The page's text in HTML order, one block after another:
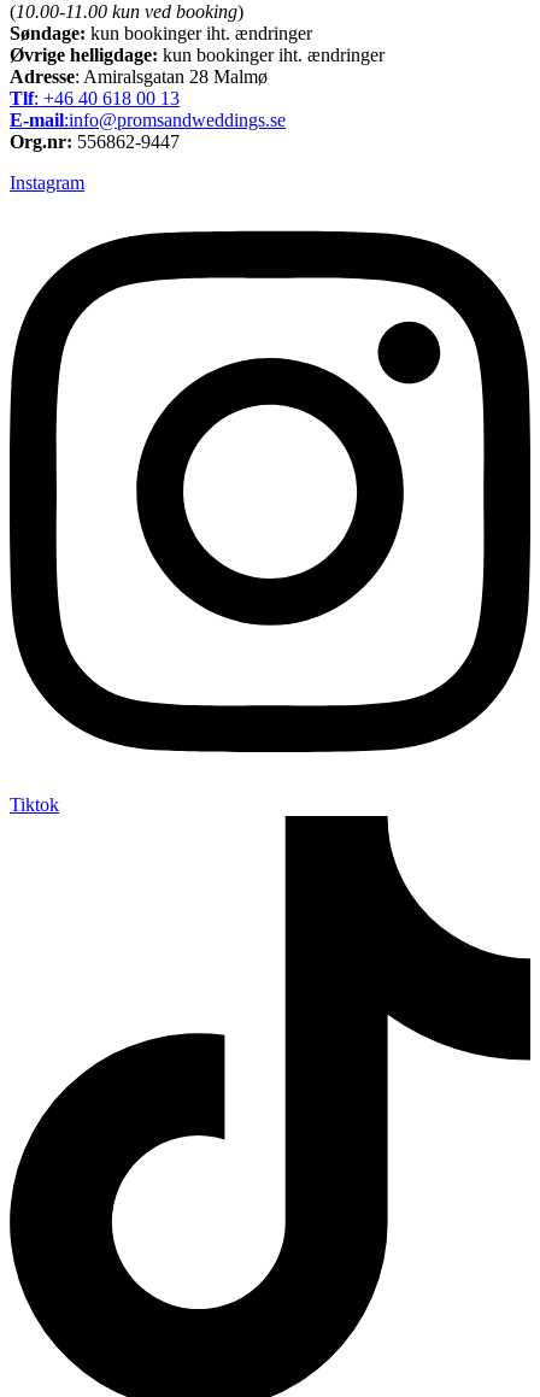
(10.00-11.00 kun ved booking)
Søndage: kun bookinger iht. ændringer
Øvrige helligdage: kun bookinger iht. ændringer
Adresse: Amiralsgatan 28 Malmø
Tlf: +46 40 618 ​00 13
E-mail:info@promsandweddings.se
Org.nr: 556862-9447
Instagram
Tiktok